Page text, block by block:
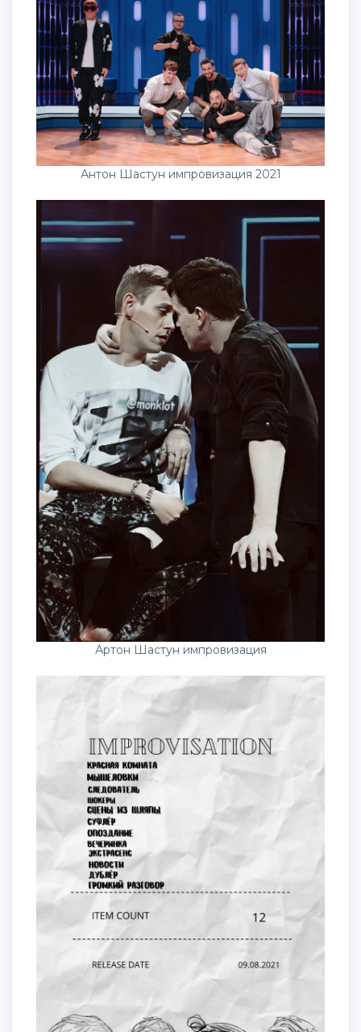
Антон Шастун импровизация 2021
Артон Шастун импровизация